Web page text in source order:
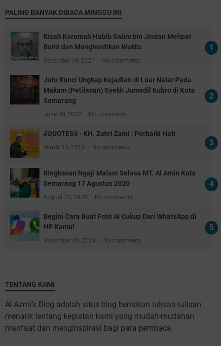
PALING BANYAK DIBACA MINGGU INI
Kisah Karomah Habib Salim bin Jindan Melipat
Bumi dan Menghentikan Waktu
December 19, 2021 No comments
Juru Kunci Ungkap Kejadian di Luar Nalar Pada
Makam (Petilasan) Syekh Jumadil Kubro di Kota
Semarang
June 30, 2022 No comments
#QUOTES6 - KH. Zuhri Zaini | Perbaiki Hati
March 14, 2018 No comments
Ringkasan Ngaji Malam Selasa MT. Al Amin Kota
Semarang 17 Agustus 2020
August 23, 2020 No comments
Begini Cara Buat Foto AI Cukup Dari WhatsApp di
HP Kamu!
November 09, 2024 No comments
TENTANG KAMI
Al Azmi's Blog adalah situs blog berisikan tulisan-tulisan
menarik tentang kegiatan kami yang mudah-mudahan
manfaat dan menginspirasi bagi para pembaca.